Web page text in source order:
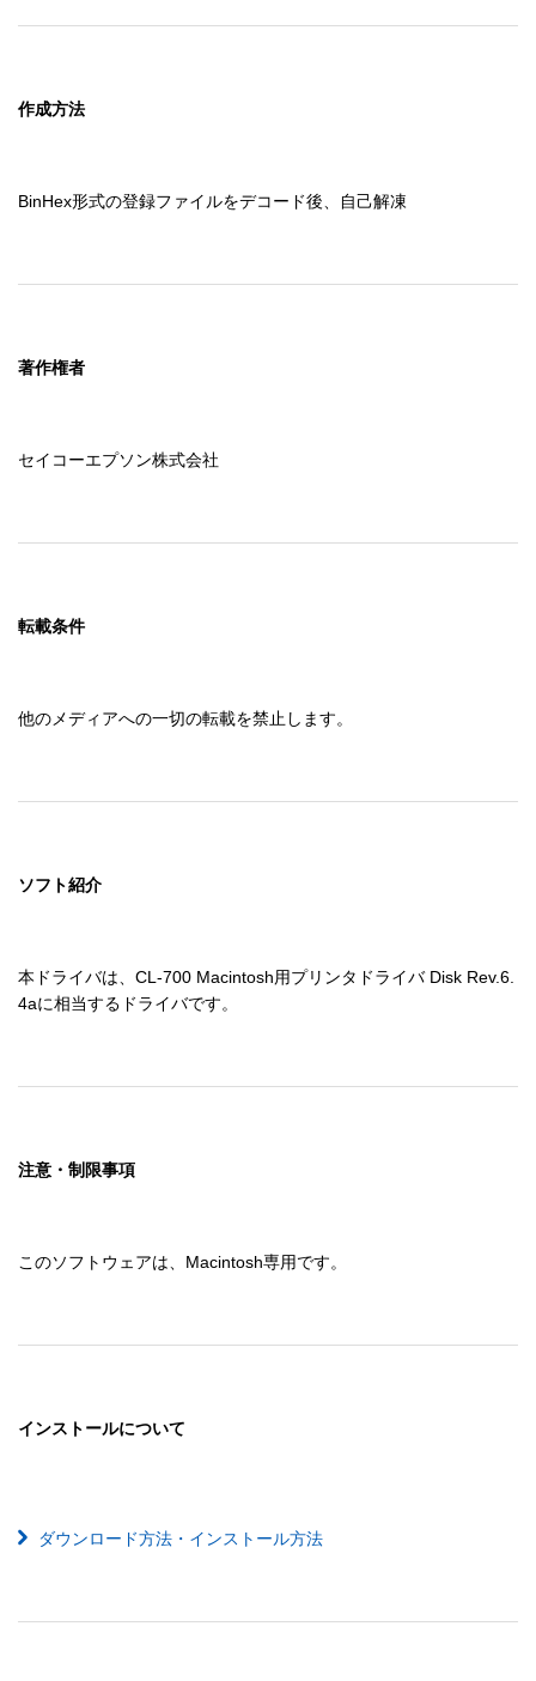
作成方法
BinHex形式の登録ファイルをデコード後、自己解凍
著作権者
セイコーエプソン株式会社
転載条件
他のメディアへの一切の転載を禁止します。
ソフト紹介
本ドライバは、CL-700 Macintosh用プリンタドライバ Disk Rev.6.
4aに相当するドライバです。
注意・制限事項
このソフトウェアは、Macintosh専用です。
インストールについて
ダウンロード方法・インストール方法